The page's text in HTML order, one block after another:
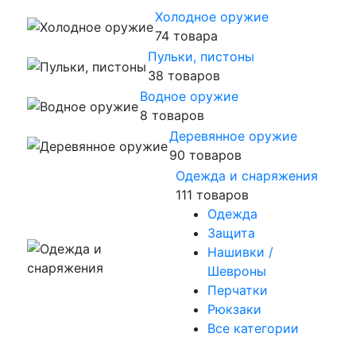
Холодное оружие
74 товара
Пульки, пистоны
38 товаров
Водное оружие
8 товаров
Деревянное оружие
90 товаров
Одежда и снаряжения
111 товаров
Одежда
Защита
Нашивки /
Шевроны
Перчатки
Рюкзаки
Все категории